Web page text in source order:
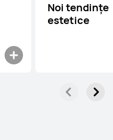
Noi tendințe
estetice